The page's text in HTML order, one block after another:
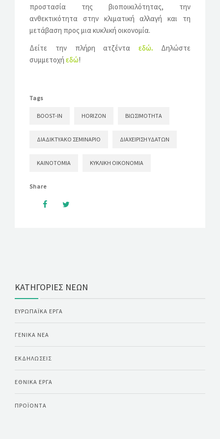
προστασία της βιοποικιλότητας, την
ανθεκτικότητα στην κλιματική αλλαγή και τη
μετάβαση προς μια κυκλική οικονομία.
Δείτε την πλήρη ατζένταεδώ. Δηλώστε
συμμετοχή εδώ!
Tags
BOOST-IN HORIZON ΒΙΩΣΙΜΌΤΗΤΑ
ΔΙΑΔΙΚΤΥΑΚΌ ΣΕΜΙΝΆΡΙΟ ΔΙΑΧΕΊΡΙΣΗ ΥΔΆΤΩΝ
ΚΑΙΝΟΤΟΜΊΑ ΚΥΚΛΙΚΉ ΟΙΚΟΝΟΜΊΑ
Share
ΚΑΤΗΓΟΡΊΕΣ ΝΈΩΝ
ΕΥΡΩΠΑΪΚΆ ΈΡΓΑ
ΓΕΝΙΚΆ ΝΈΑ
ΕΚΔΗΛΏΣΕΙΣ
ΕΘΝΙΚΆ ΈΡΓΑ
ΠΡΟΪΌΝΤΑ